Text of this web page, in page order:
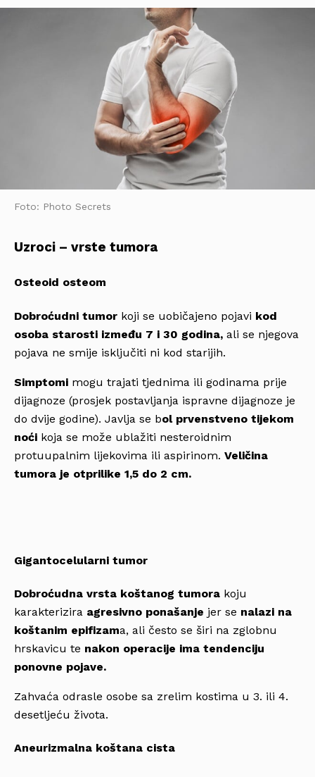
Foto: Photo Secrets
Uzroci – vrste tumora
Osteoid osteom
Dobroćudni tumor koji se uobičajeno pojavi kod
osoba starosti između 7 i 30 godina, ali se njegova
pojava ne smije isključiti ni kod starijih.
Simptomi mogu trajati tjednima ili godinama prije
dijagnoze (prosjek postavljanja ispravne dijagnoze je
do dvije godine). Javlja se bol prvenstveno tijekom
noći koja se može ublažiti nesteroidnim
protuupalnim lijekovima ili aspirinom. Veličina
tumora je otprilike 1,5 do 2 cm.
Gigantocelularni tumor
Dobroćudna vrsta koštanog tumora koju
karakterizira agresivno ponašanje jer se nalazi na
koštanim epifizama, ali često se širi na zglobnu
hrskavicu te nakon operacije ima tendenciju
ponovne pojave.
Zahvaća odrasle osobe sa zrelim kostima u 3. ili 4.
desetljeću života.
Aneurizmalna koštana cista